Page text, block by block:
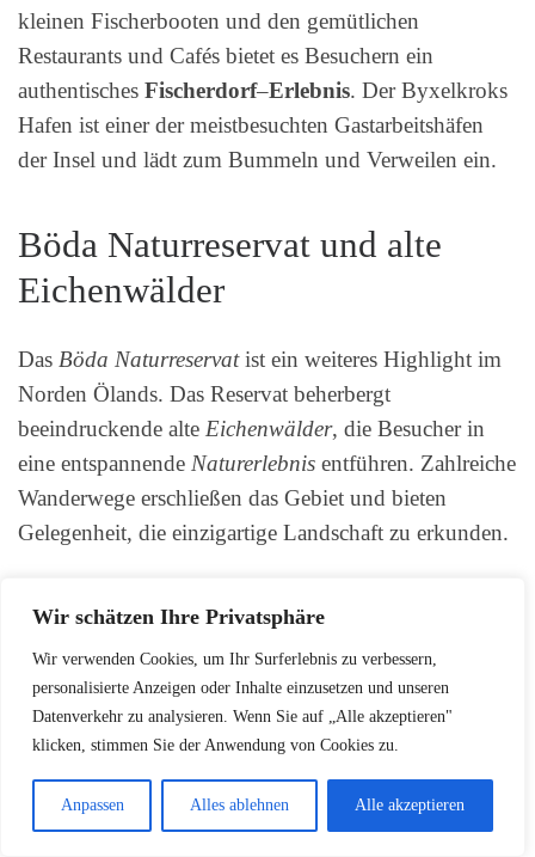
Wir schätzen Ihre Privatsphäre
Wir verwenden Cookies, um Ihr Surferlebnis zu verbessern,
personalisierte Anzeigen oder Inhalte einzusetzen und unseren
Datenverkehr zu analysieren. Wenn Sie auf „Alle akzeptieren"
klicken, stimmen Sie der Anwendung von Cookies zu.
Anpassen Alles ablehnen Alle akzeptieren
kleinen Fischerbooten und den gemütlichen
Restaurants und Cafés bietet es Besuchern ein
authentisches Fischerdorf–Erlebnis. Der Byxelkroks
Hafen ist einer der meistbesuchten Gastarbeitshäfen
der Insel und lädt zum Bummeln und Verweilen ein.
Böda Naturreservat und alte
Eichenwälder
Das Böda Naturreservatist ein weiteres Highlight im
Norden Ölands. Das Reservat beherbergt
beeindruckende alte Eichenwälder, die Besucher in
eine entspannende Naturerlebnis entführen. Zahlreiche
Wanderwege erschließen das Gebiet und bieten
Gelegenheit, die einzigartige Landschaft zu erkunden.
Überraschungen. Neben den bekannten
Sehenswürdigkeiten im Süden warten im Norden der
Insel weitere lohnenswerte Attraktionen darauf, von
Besuchern entdeckt zu werden.
Die mystischen Rauken